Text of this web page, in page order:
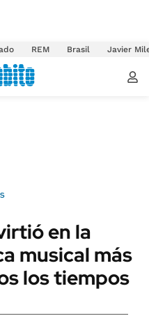
REM Brasil Javier
en la
musical más
los tiempos